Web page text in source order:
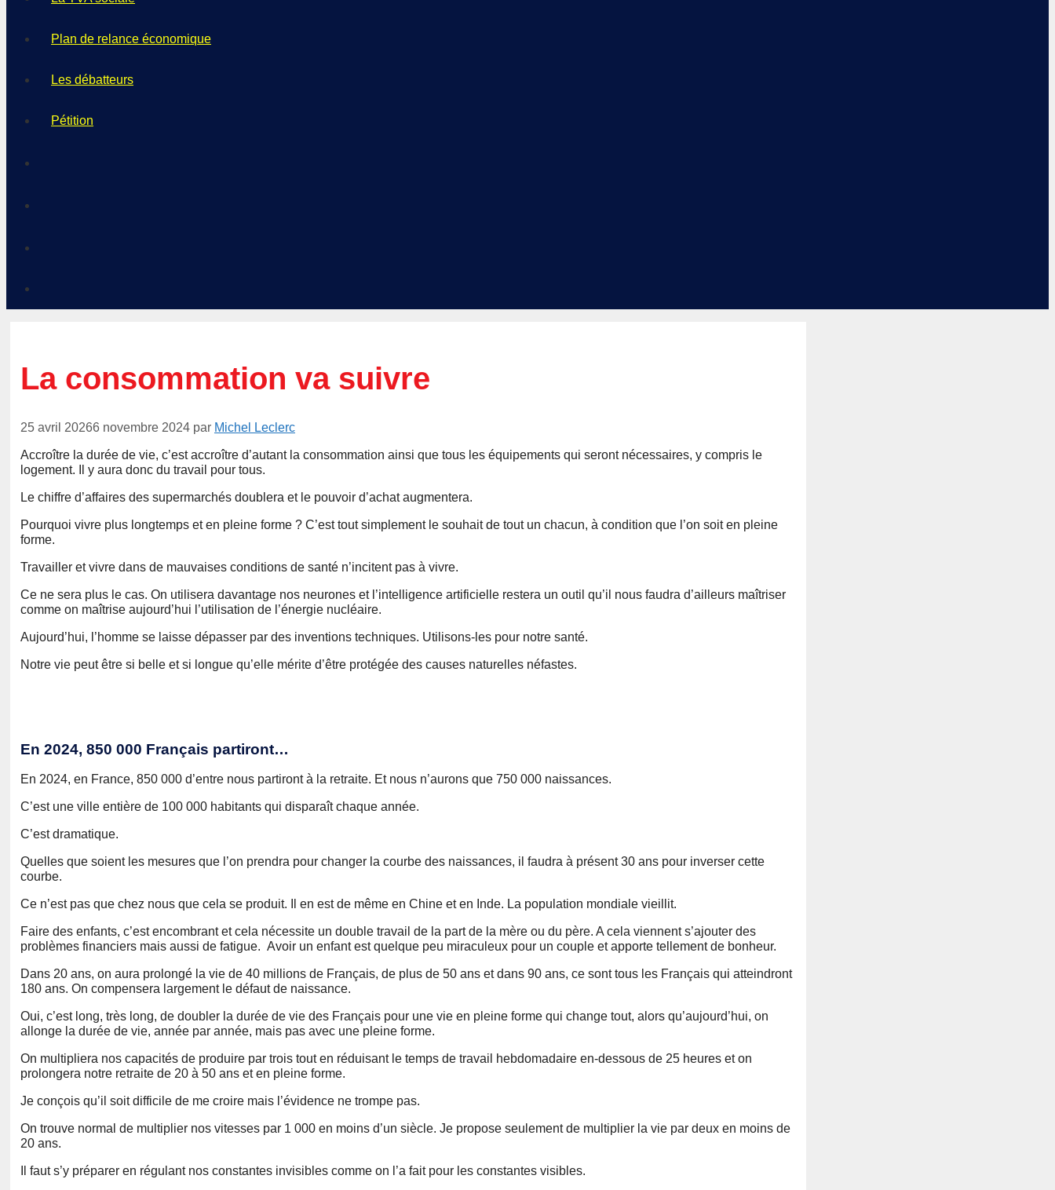
Plan de relance économique
Les débatteurs
Pétition
La consommation va suivre
25 avril 20266 novembre 2024 par Michel Leclerc
Accroître la durée de vie, c’est accroître d’autant la consommation ainsi que tous les équipements qui seront nécessaires, y compris le
logement. Il y aura donc du travail pour tous.
Le chiffre d’affaires des supermarchés doublera et le pouvoir d’achat augmentera.
Pourquoi vivre plus longtemps et en pleine forme ? C’est tout simplement le souhait de tout un chacun, à condition que l’on soit en pleine
forme.
Travailler et vivre dans de mauvaises conditions de santé n’incitent pas à vivre.
Ce ne sera plus le cas. On utilisera davantage nos neurones et l’intelligence artificielle restera un outil qu’il nous faudra d’ailleurs maîtriser
comme on maîtrise aujourd’hui l’utilisation de l’énergie nucléaire.
Aujourd’hui, l’homme se laisse dépasser par des inventions techniques. Utilisons-les pour notre santé.
Notre vie peut être si belle et si longue qu’elle mérite d’être protégée des causes naturelles néfastes.
En 2024, 850 000 Français partiront…
En 2024, en France, 850 000 d’entre nous partiront à la retraite. Et nous n’aurons que 750 000 naissances.
C’est une ville entière de 100 000 habitants qui disparaît chaque année.
C’est dramatique.
Quelles que soient les mesures que l’on prendra pour changer la courbe des naissances, il faudra à présent 30 ans pour inverser cette
courbe.
Ce n’est pas que chez nous que cela se produit. Il en est de même en Chine et en Inde. La population mondiale vieillit.
Faire des enfants, c’est encombrant et cela nécessite un double travail de la part de la mère ou du père. A cela viennent s’ajouter des
problèmes financiers mais aussi de fatigue. Avoir un enfant est quelque peu miraculeux pour un couple et apporte tellement de bonheur.
Dans 20 ans, on aura prolongé la vie de 40 millions de Français, de plus de 50 ans et dans 90 ans, ce sont tous les Français qui atteindront
180 ans. On compensera largement le défaut de naissance.
Oui, c’est long, très long, de doubler la durée de vie des Français pour une vie en pleine forme qui change tout, alors qu’aujourd’hui, on
allonge la durée de vie, année par année, mais pas avec une pleine forme.
On multipliera nos capacités de produire par trois tout en réduisant le temps de travail hebdomadaire en-dessous de 25 heures et on
prolongera notre retraite de 20 à 50 ans et en pleine forme.
Je conçois qu’il soit difficile de me croire mais l’évidence ne trompe pas.
On trouve normal de multiplier nos vitesses par 1 000 en moins d’un siècle. Je propose seulement de multiplier la vie par deux en moins de
20 ans.
Il faut s’y préparer en régulant nos constantes invisibles comme on l’a fait pour les constantes visibles.